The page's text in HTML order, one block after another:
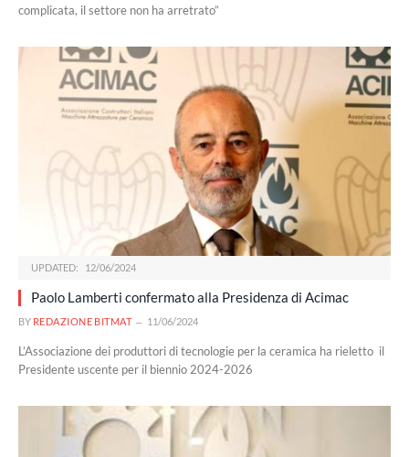
complicata, il settore non ha arretrato”
UPDATED: 12/06/2024
Paolo Lamberti confermato alla Presidenza di Acimac
BY REDAZIONE BITMAT 11/06/2024
L’Associazione dei produttori di tecnologie per la ceramica ha rieletto il
Presidente uscente per il biennio 2024-2026